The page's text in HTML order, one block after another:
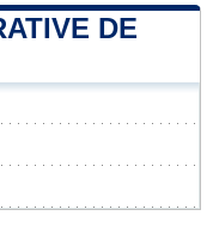
DE